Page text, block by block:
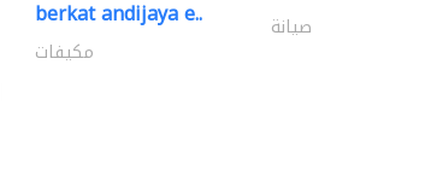
berkat andijaya e.. صيانة
مكيفات